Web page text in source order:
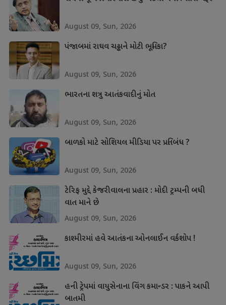
August 09, Sun, 2026
પંજાબમાં રાઘવ ચઢ્ઢાને મોટી ભૂમિકા?
August 09, Sun, 2026
ભારતના શત્રુ આતંકવાદીનું મોત
August 09, Sun, 2026
બાળકો માટે સોશિયલ મીડિયા પર પ્રતિબંધ ?
August 09, Sun, 2026
ટેરિફ મુદ્દે કેજરીવાલના પ્રહાર : મોદી ટ્રમ્પની બધી
વાત માને છે
August 09, Sun, 2026
કાશ્મીરમાં હવે આતંકના ઓનલાઈન વર્કશોપ !
August 09, Sun, 2026
હની ટ્રેપમાં વાયુસેનાના વિંગ કમાન્ડર : પાકને આપી
બાતમી